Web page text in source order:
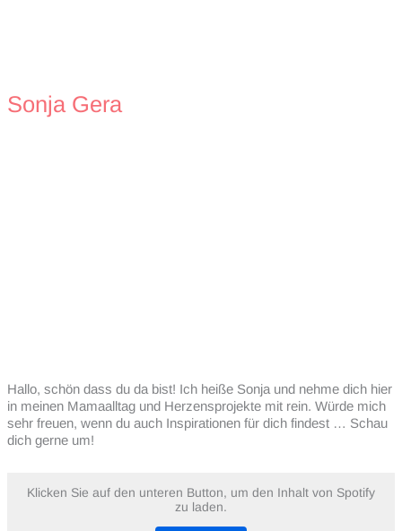
Sonja Gera
Hallo, schön dass du da bist! Ich heiße Sonja und nehme dich hier
in meinen Mamaalltag und Herzensprojekte mit rein. Würde mich
sehr freuen, wenn du auch Inspirationen für dich findest … Schau
dich gerne um!
Klicken Sie auf den unteren Button, um den Inhalt von Spotify
zu laden.